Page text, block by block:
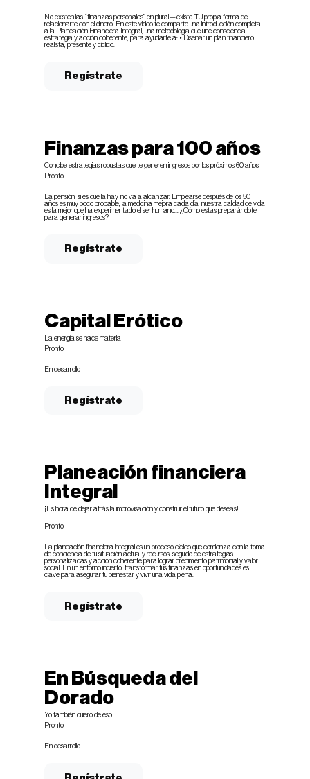
No existen las “finanzas personales” en plural—existe TU propia forma de
relacionarte con el dinero. En este video te comparto una introducción completa
a la Planeación Financiera Integral, una metodología que une consciencia,
estrategia y acción coherente, para ayudarte a: • Diseñar un plan financiero
realista, presente y cíclico.
Regístrate
Finanzas para 100 años
Concibe estrategias robustas que te generen ingresos por los próximos 60 años
Pronto
La pensión, si es que la hay, no va a alcanzar. Emplearse después de los 50
años es muy poco probable, la medicina mejora cada día, nuestra calidad de vida
es la mejor que ha experimentado el ser humano... ¿Cómo estas preparándote
para generar ingresos?
Regístrate
Capital Erótico
La energía se hace materia
Pronto
En desarrollo
Regístrate
Planeación financiera
Integral
¡Es hora de dejar atrás la improvisación y construir el futuro que deseas!
Pronto
La planeación financiera integral es un proceso cíclico que comienza con la toma
de conciencia de tu situación actual y recursos, seguido de estrategias
personalizadas y acción coherente para lograr crecimiento patrimonial y valor
social. En un entorno incierto, transformar tus finanzas en oportunidades es
clave para asegurar tu bienestar y vivir una vida plena.
Regístrate
En Búsqueda del
Dorado
Yo también quiero de eso
Pronto
En desarrollo